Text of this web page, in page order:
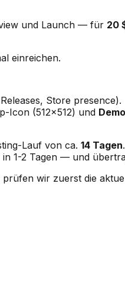
und Launch — für 20
einreichen.
Store presence).
Icon (512×512) und
Lauf von ca. 14 Tagen
1-2 Tagen — und
prüfen wir zuerst die